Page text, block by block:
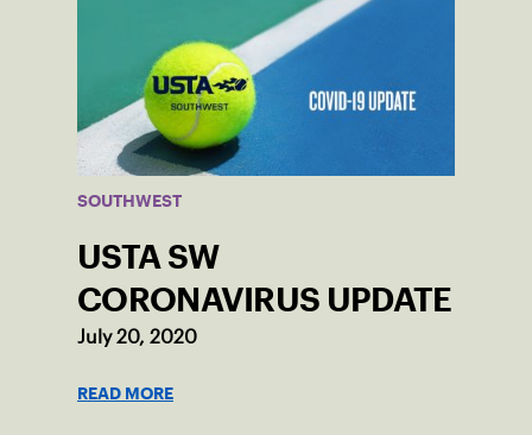
SOUTHWEST
USTA SW
CORONAVIRUS UPDATE
July 20, 2020
READ MORE